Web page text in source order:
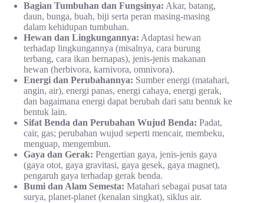
Bagian Tumbuhan dan Fungsinya: Akar, batang,
daun, bunga, buah, biji serta peran masing-masing
dalam kehidupan tumbuhan.
Hewan dan Lingkungannya: Adaptasi hewan
terhadap lingkungannya (misalnya, cara burung
terbang, cara ikan bernapas), jenis-jenis makanan
hewan (herbivora, karnivora, omnivora).
Energi dan Perubahannya: Sumber energi (matahari,
angin, air), energi panas, energi cahaya, energi gerak,
dan bagaimana energi dapat berubah dari satu bentuk ke
bentuk lain.
Sifat Benda dan Perubahan Wujud Benda: Padat,
cair, gas; perubahan wujud seperti mencair, membeku,
menguap, mengembun.
Gaya dan Gerak: Pengertian gaya, jenis-jenis gaya
(gaya otot, gaya gravitasi, gaya gesek, gaya magnet),
pengaruh gaya terhadap gerak benda.
Bumi dan Alam Semesta: Matahari sebagai pusat tata
surya, planet-planet (kenalan singkat), siklus air.